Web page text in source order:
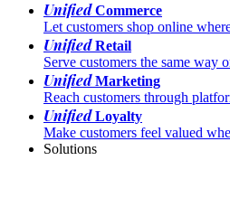
UnifiedCommerce
Let customers shop online
UnifiedRetail
Serve customers the same way
UnifiedMarketing
Reach customers through
UnifiedLoyalty
Make customers feel valued
Solutions